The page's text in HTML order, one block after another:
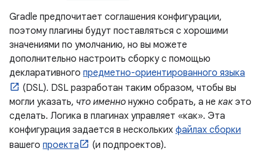
Gradle предпочитает соглашения конфигурации,
поэтому плагины будут поставляться с хорошими
значениями по умолчанию, но вы можете
дополнительно настроить сборку с помощью
декларативного предметно-ориентированного языка
(DSL). DSL разработан таким образом, чтобы вы
могли указать, что именно нужно собрать, а не какэто
сделать. Логика в плагинах управляет «как». Эта
конфигурация задается в нескольких файлах сборки
вашего проекта
(и подпроектов).